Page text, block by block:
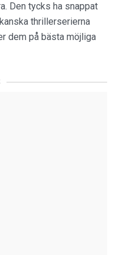
Den tycks ha snappat
thrillerserierna
dem på bästa möjliga